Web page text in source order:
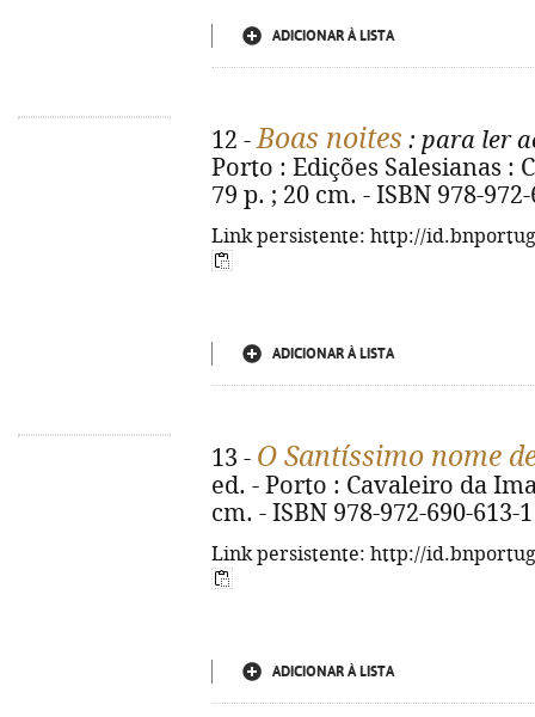
ADICIONAR À LISTA
12 -Boas noites : para ler
Porto : Edições Salesianas :
79 p. ; 20 cm. - ISBN 978-
Link persistente: http://
ADICIONAR À LISTA
13 - O Santíssimo nome
ed. - Porto : Cavaleiro da
cm. - ISBN 978-972-690-613-1
Link persistente: http://
ADICIONAR À LISTA